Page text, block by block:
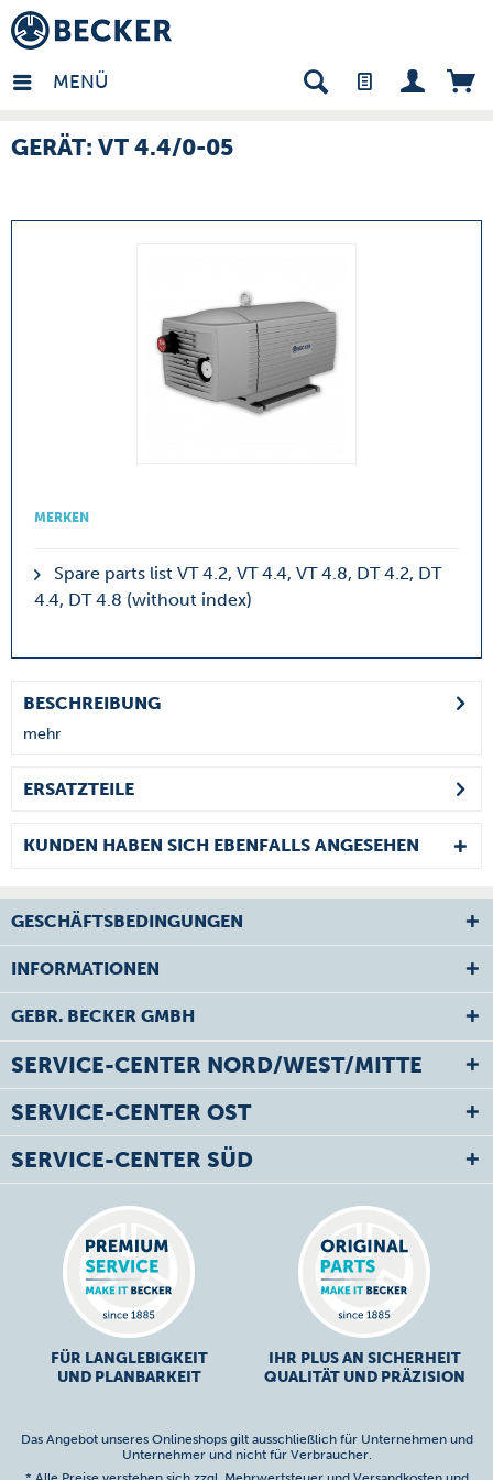
MENÜ
- DE
GERÄT: VT 4.4/0-05
MERKEN
Spare parts list VT 4.2, VT 4.4, VT 4.8, DT 4.2, DT
4.4, DT 4.8 (without index)
BESCHREIBUNG
mehr
ERSATZTEILE
KUNDEN HABEN SICH EBENFALLS ANGESEHEN
GESCHÄFTSBEDINGUNGEN
INFORMATIONEN
GEBR. BECKER GMBH
SERVICE-CENTER NORD/WEST/MITTE
SERVICE-CENTER OST
SERVICE-CENTER SÜD
FÜR LANGLEBIGKEIT
UND PLANBARKEIT
IHR PLUS AN SICHERHEIT
QUALITÄT UND PRÄZISION
Das Angebot unseres Onlineshops gilt ausschließlich für Unternehmen und
Unternehmer und nicht für Verbraucher.